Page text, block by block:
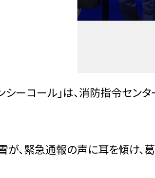
シーコール」は、消防指令セン
、緊急通報の声に耳を傾け、